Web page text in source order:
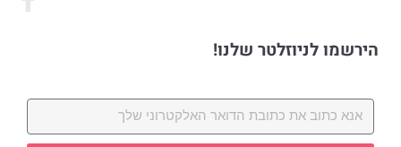
הירשמו לניוזלטר שלנו!